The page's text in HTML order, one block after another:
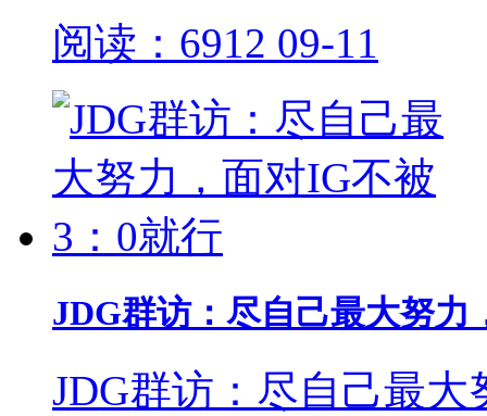
阅读：6912 09-11
JDG群访：尽自己最大努力
JDG群访：尽自己最